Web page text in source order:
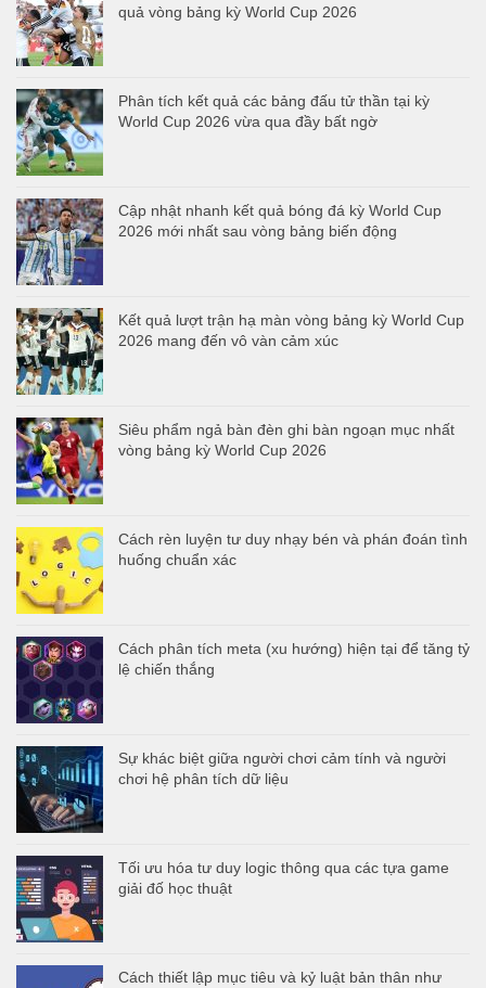
quả vòng bảng kỳ World Cup 2026
Phân tích kết quả các bảng đấu tử thần tại kỳ
World Cup 2026 vừa qua đầy bất ngờ
Cập nhật nhanh kết quả bóng đá kỳ World Cup
2026 mới nhất sau vòng bảng biến động
Kết quả lượt trận hạ màn vòng bảng kỳ World Cup
2026 mang đến vô vàn cảm xúc
Siêu phẩm ngả bàn đèn ghi bàn ngoạn mục nhất
vòng bảng kỳ World Cup 2026
Cách rèn luyện tư duy nhạy bén và phán đoán tình
huống chuẩn xác
Cách phân tích meta (xu hướng) hiện tại để tăng tỷ
lệ chiến thắng
Sự khác biệt giữa người chơi cảm tính và người
chơi hệ phân tích dữ liệu
Tối ưu hóa tư duy logic thông qua các tựa game
giải đố học thuật
Cách thiết lập mục tiêu và kỷ luật bản thân như